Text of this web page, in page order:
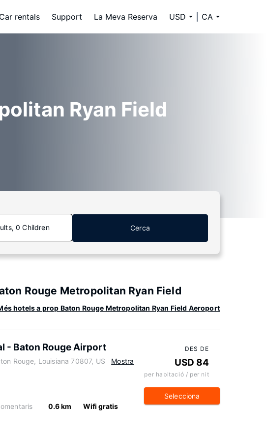
Car rentals Support La Meva Reserva USD CA
Ryan Field
0 Children Cerca
Rouge Metropolitan Ryan Field
hotels a prop Baton Rouge Metropolitan Ryan Field Aeroport
- Baton Rouge Airport
Rouge, Louisiana 70807, US
Mostra
0.6 km Wifi gratis
DES DE
USD 84
per habitació / per nit
Selecciona